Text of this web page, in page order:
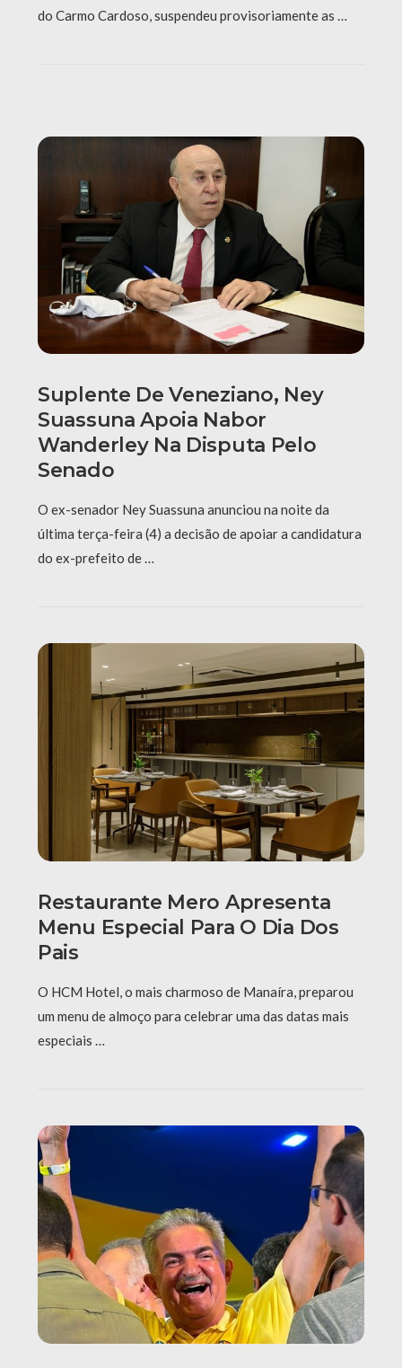
do Carmo Cardoso, suspendeu provisoriamente as …
Suplente De Veneziano, Ney
Suassuna Apoia Nabor
Wanderley Na Disputa Pelo
Senado
O ex-senador Ney Suassuna anunciou na noite da
última terça-feira (4) a decisão de apoiar a candidatura
do ex-prefeito de …
Restaurante Mero Apresenta
Menu Especial Para O Dia Dos
Pais
O HCM Hotel, o mais charmoso de Manaíra, preparou
um menu de almoço para celebrar uma das datas mais
especiais …